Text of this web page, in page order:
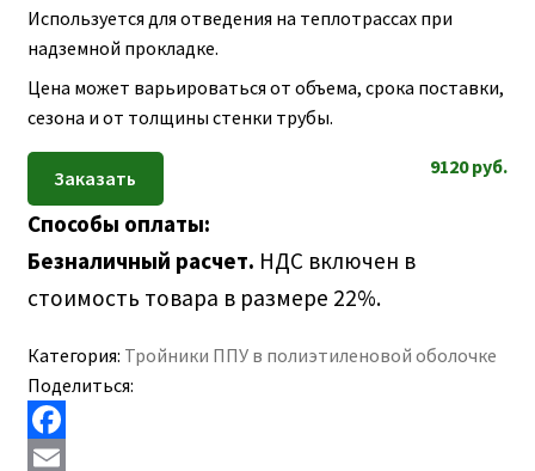
Используется для отведения на теплотрассах при
надземной прокладке.
Цена может варьироваться от объема, срока поставки,
сезона и от толщины стенки трубы.
9120руб.
Способы оплаты:
Безналичный расчет. НДС включен в
стоимость товара в размере 22%.
Категория: Тройники ППУ в полиэтиленовой оболочке
Поделиться:
F